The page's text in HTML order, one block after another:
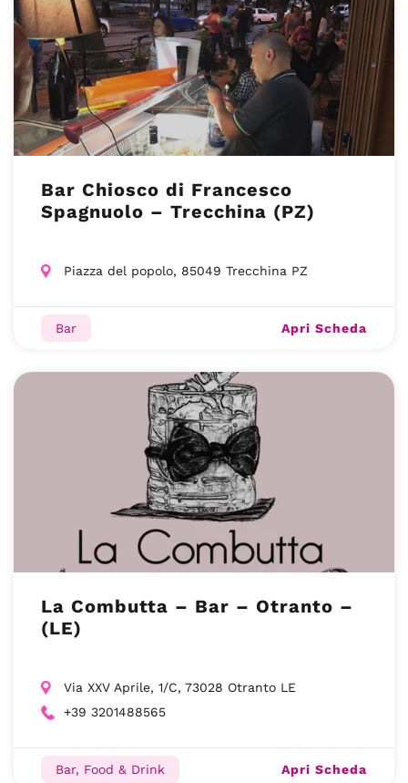
Bar Chiosco di Francesco
Spagnuolo – Trecchina (PZ)
Piazza del popolo, 85049 Trecchina PZ
Bar Apri Scheda
La Combutta – Bar – Otranto –
(LE)
Via XXV Aprile, 1/C, 73028 Otranto LE
+39 3201488565
Bar, Food & Drink Apri Scheda